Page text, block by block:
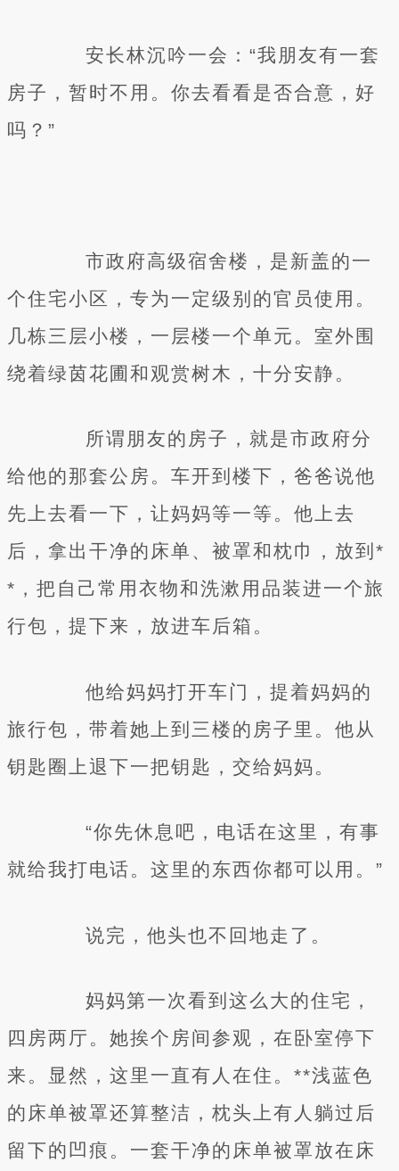
安长林沉吟一会：“我朋友有一套
房子，暂时不用。你去看看是否合意，好
吗？”
市政府高级宿舍楼，是新盖的一
个住宅小区，专为一定级别的官员使用。
几栋三层小楼，一层楼一个单元。室外围
绕着绿茵花圃和观赏树木，十分安静。
所谓朋友的房子，就是市政府分
给他的那套公房。车开到楼下，爸爸说他
先上去看一下，让妈妈等一等。他上去
后，拿出干净的床单、被罩和枕巾，放到*
*，把自己常用衣物和洗漱用品装进一个旅
行包，提下来，放进车后箱。
他给妈妈打开车门，提着妈妈的
旅行包，带着她上到三楼的房子里。他从
钥匙圈上退下一把钥匙，交给妈妈。
“你先休息吧，电话在这里，有事
就给我打电话。这里的东西你都可以用。”
说完，他头也不回地走了。
妈妈第一次看到这么大的住宅，
四房两厅。她挨个房间参观，在卧室停下
来。显然，这里一直有人在住。**浅蓝色
的床单被罩还算整洁，枕头上有人躺过后
留下的凹痕。一套干净的床单被罩放在床